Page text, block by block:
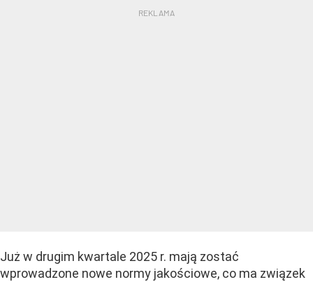
Już w drugim kwartale 2025 r. mają zostać
wprowadzone nowe normy jakościowe, co ma związek